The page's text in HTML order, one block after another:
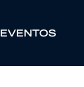
EVENTOS